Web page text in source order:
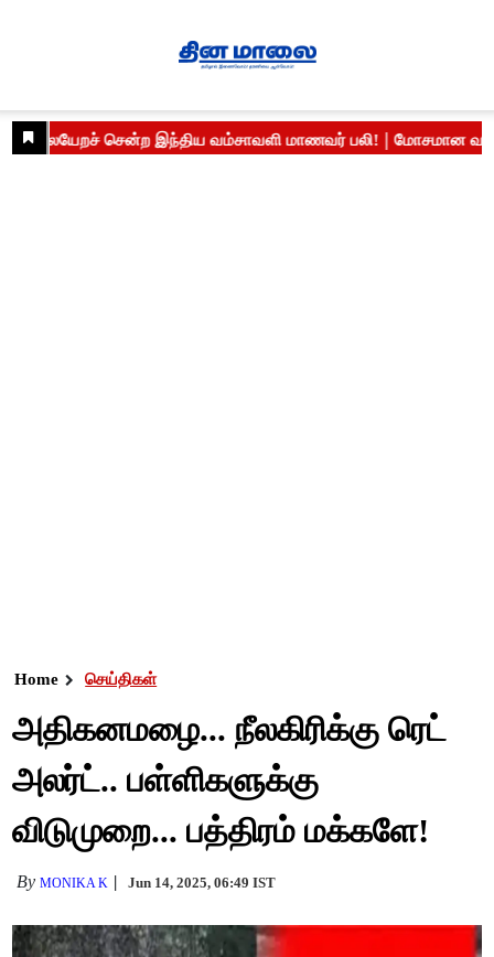
Home செய்திகள்
அதிகனமழை... நீலகிரிக்கு ரெட்
அலர்ட்.. பள்ளிகளுக்கு
விடுமுறை... பத்திரம் மக்களே!
ByMONIKA K Jun 14, 2025, 06:49 IST